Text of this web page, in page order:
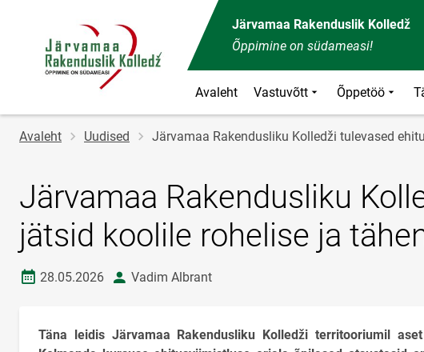
Järvamaa Rakenduslik Kolledž
Õppimine on südameasi!
Avaleht Vastuvõtt Õppetöö
Jälglink
Avaleht Uudised Järvamaa Rakendusliku Kolledži tulevased
Järvamaa Rakendusliku
jätsid koolile rohelise ja
Loomise kuupäev
28.05.2026 autorVadim Albrant
Täna leidis Järvamaa Rakendusliku Kolledži territooriumil